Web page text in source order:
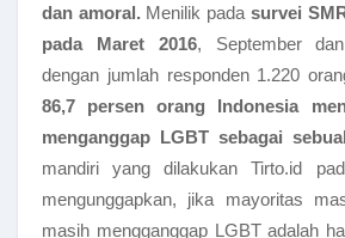
dan amoral. Menilik pada survei
pada Maret 2016, September
dengan jumlah responden 1.220
86,7 persen orang Indonesia
menganggap LGBT sebagai
mandiri yang dilakukan Tirto.id
mengunggapkan, jika mayoritas
masih mengganggap LGBT adalah